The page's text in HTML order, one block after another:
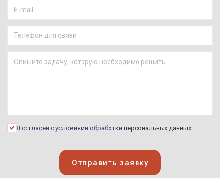
Я согласен с условиями обработки персональных данных
Отправить заявку